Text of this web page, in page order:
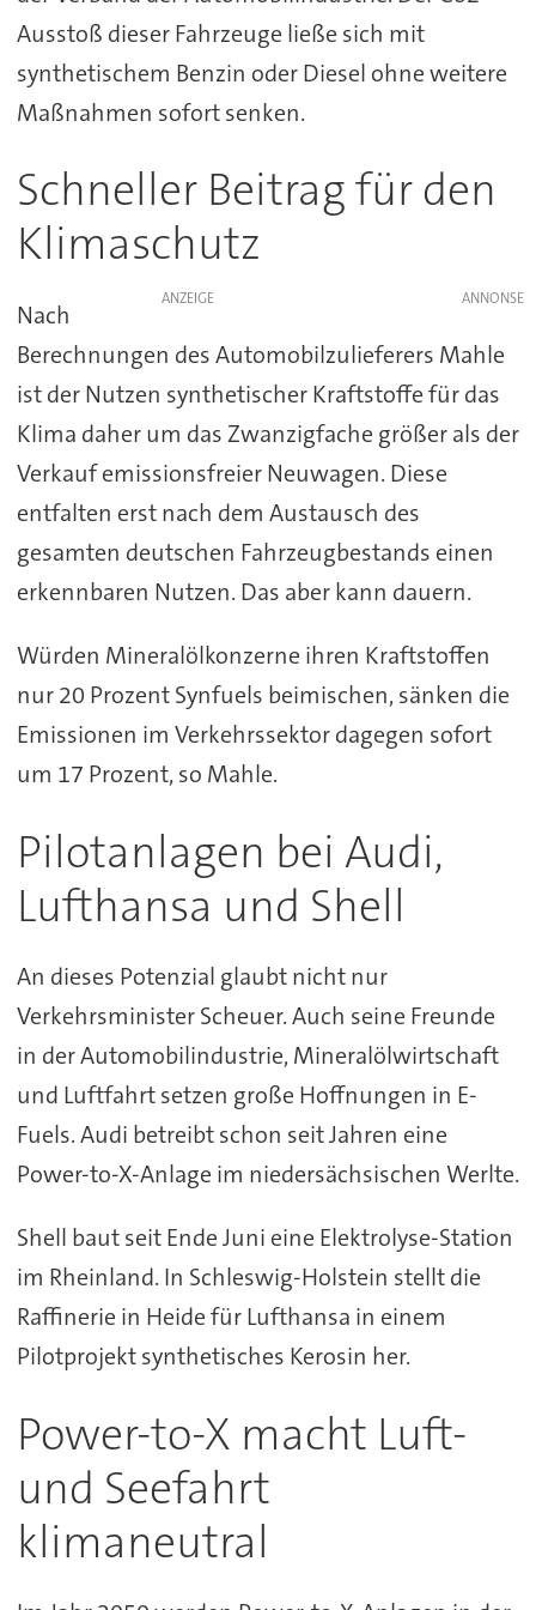
Ausstoß dieser Fahrzeuge ließe sich mit
synthetischem Benzin oder Diesel ohne weitere
Maßnahmen sofort senken.
Schneller Beitrag für den
Klimaschutz
ANZEIGE
Nach
Berechnungen des Automobilzulieferers Mahle
ist der Nutzen synthetischer Kraftstoffe für das
Klima daher um das Zwanzigfache größer als der
Verkauf emissionsfreier Neuwagen. Diese
entfalten erst nach dem Austausch des
gesamten deutschen Fahrzeugbestands einen
erkennbaren Nutzen. Das aber kann dauern.
Würden Mineralölkonzerne ihren Kraftstoffen
nur 20 Prozent Synfuels beimischen, sänken die
Emissionen im Verkehrssektor dagegen sofort
um 17 Prozent, so Mahle.
Pilotanlagen bei Audi,
Lufthansa und Shell
An dieses Potenzial glaubt nicht nur
Verkehrsminister Scheuer. Auch seine Freunde
in der Automobilindustrie, Mineralölwirtschaft
und Luftfahrt setzen große Hoffnungen in E-
Fuels. Audi betreibt schon seit Jahren eine
Power-to-X-Anlage im niedersächsischen Werlte.
Shell baut seit Ende Juni eine Elektrolyse-Station
im Rheinland. In Schleswig-Holstein stellt die
Raffinerie in Heide für Lufthansa in einem
Pilotprojekt synthetisches Kerosin her.
Power-to-X macht Luft-
und Seefahrt
klimaneutral